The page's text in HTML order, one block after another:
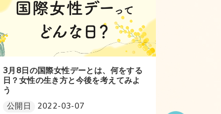
3月8日の国際女性デーとは、何をする
日？女性の生き方と今後を考えてみよ
う
公開日
2022-03-07